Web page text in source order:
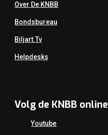
Over De KNBB
Bondsbureau
Biljart.tv
Helpdesks
Volg de KNBB online
Youtube